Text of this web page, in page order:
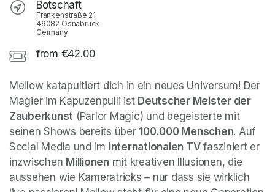
Botschaft
Frankenstraße 21
49082 Osnabrück
Germany
from €42.00
Mellow katapultiert dich in ein neues Universum! Der
Magier im Kapuzenpulli ist Deutscher Meister der
Zauberkunst (Parlor Magic) und begeisterte mit
seinen Shows bereits über 100.000 Menschen. Auf
Social Media und im internationalen TV fasziniert er
inzwischen Millionen mit kreativen Illusionen, die
aussehen wie Kameratricks – nur dass sie wirklich